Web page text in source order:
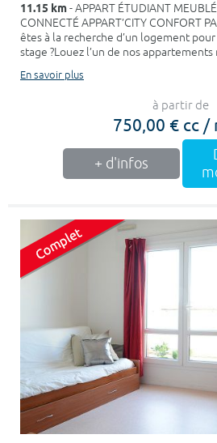
11.15 km- APPART ÉTUDIANT
CONNECTÉ APPART’CITY CONFORT
êtes à la recherche d’un logement
stage ?Louez l’un de nos appartements
En savoir plus
à partir de
750,00 € cc /
+ d'infos